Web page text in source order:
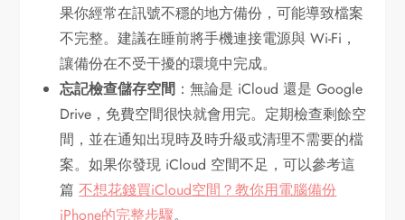
果你經常在訊號不穩的地方備份，可能導致檔案
不完整。建議在睡前將手機連接電源與 Wi-Fi，
讓備份在不受干擾的環境中完成。
忘記檢查儲存空間 ：無論是 iCloud 還是 Google
Drive，免費空間很快就會用完。定期檢查剩餘空
間，並在通知出現時及時升級或清理不需要的檔
案。如果你發現 iCloud 空間不足，可以參考這
篇不想花錢買iCloud空間？教你用電腦備份
iPhone的完整步驟。